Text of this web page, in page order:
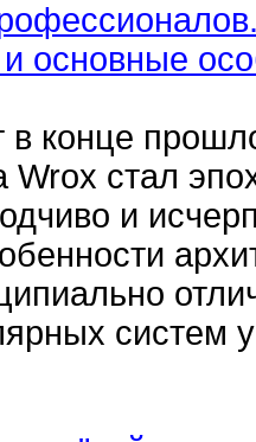
основные
конце
Wrox стал
и
систем